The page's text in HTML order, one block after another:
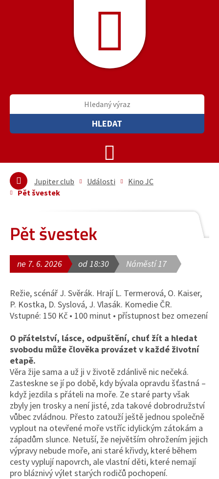
HLEDAT
Jupiter club Události
Kino JC
Pět švestek
Pět švestek
ne 7. 6. 2026 od 18:30 Náměstí 17
Režie, scénář J. Svěrák. Hrají L. Termerová, O. Kaiser,
P. Kostka, D. Syslová, J. Vlasák. Komedie ČR.
Vstupné: 150 Kč • 100 minut • přístupnost bez omezení
O přátelství, lásce, odpuštění, chuť žít a hledat
svobodu může člověka provázet v každé životní
etapě.
Věra žije sama a už ji v životě zdánlivě nic nečeká.
Zasteskne se jí po době, kdy bývala opravdu šťastná –
když jezdila s přáteli na moře. Ze staré party však
zbyly jen trosky a není jisté, zda takové dobrodružství
vůbec zvládnou. Přesto zatouží ještě jednou společně
vyplout na otevřené moře vstříc idylickým zátokám a
západům slunce. Netuší, že největším ohrožením jejich
výpravy nebude moře, ani staré křivdy, které během
cesty vyplují napovrch, ale vlastní děti, které nemají
pro bláznivý výlet starých rodičů pochopení.